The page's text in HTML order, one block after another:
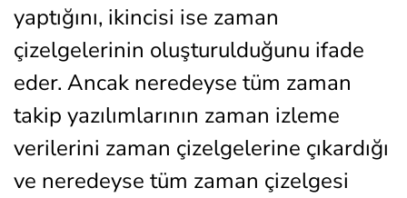
yaptığını, ikincisi ise zaman
çizelgelerinin oluşturulduğunu ifade
eder. Ancak neredeyse tüm zaman
takip yazılımlarının zaman izleme
verilerini zaman çizelgelerine çıkardığı
ve neredeyse tüm zaman çizelgesi